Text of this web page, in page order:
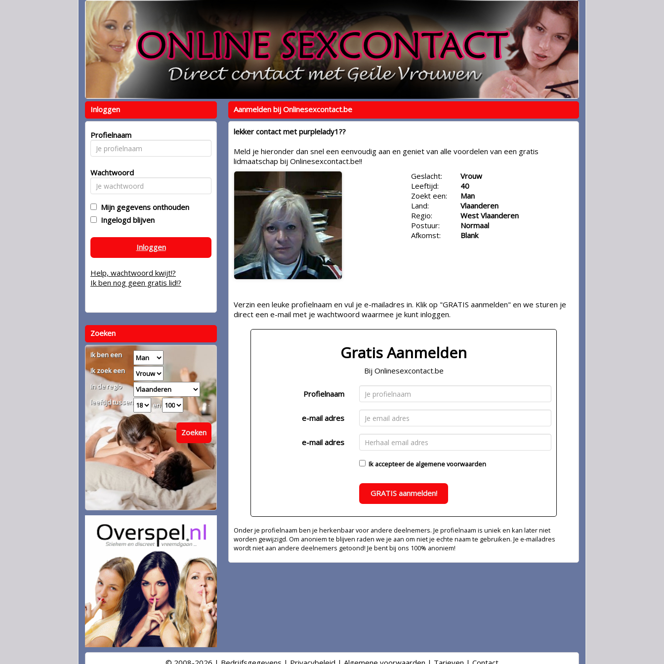
Aanmelden bij Onlinesexcontact.be
lekker contact met purplelady1??
Meld je hieronder dan snel een eenvoudig aan en geniet van alle voordelen van een gratis
lidmaatschap bij Onlinesexcontact.be!!
Geslacht:
Vrouw
Leeftijd:
40
Zoekt een:
Man
Land:
Vlaanderen
Regio:
West Vlaanderen
Postuur:
Normaal
Afkomst:
Blank
Verzin een leuke profielnaam en vul je e-mailadres in. Klik op "GRATIS aanmelden" en we sturen je
direct een e-mail met je wachtwoord waarmee je kunt inloggen.
Gratis Aanmelden
Bij Onlinesexcontact.be
Profielnaam
e-mail adres
e-mail adres
Ik accepteer de algemene voorwaarden
GRATIS aanmelden!
Onder je profielnaam ben je herkenbaar voor andere deelnemers. Je profielnaam is uniek en kan later niet
worden gewijzigd. Om anoniem te blijven raden we je aan om niet je echte naam te gebruiken. Je e-mailadres
wordt niet aan andere deelnemers getoond! Je bent bij ons 100% anoniem!
Inloggen
Profielnaam
Wachtwoord
Mijn gegevens onthouden
Ingelogd blijven
Inloggen
Help, wachtwoord kwijt!?
Ik ben nog geen gratis lid!?
Zoeken
Ik ben een
Ik zoek een
In de regio
leeftijd tussen
en
Zoeken